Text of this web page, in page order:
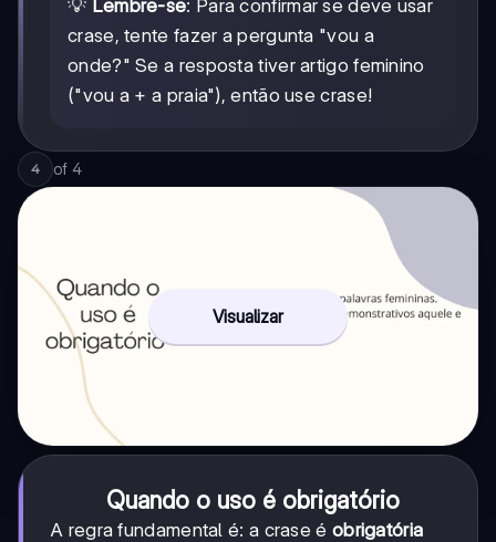
💡 Lembre-se: Para confirmar se deve usar
crase, tente fazer a pergunta "vou a
onde?" Se a resposta tiver artigo feminino
("vou a + a praia"), então use crase!
4 of 4
Visualizar
Quando o uso é obrigatório
A regra fundamental é: a crase é obrigatória